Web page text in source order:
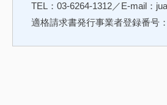
TEL：03-6264-1312／E-mail：
適格請求書発行事業者登録番号